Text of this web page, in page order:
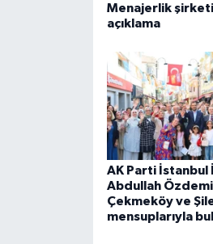
Menajerlik
açıklama
AK Parti İstanbul
Abdullah
Çekmeköy ve
mensuplarıyla